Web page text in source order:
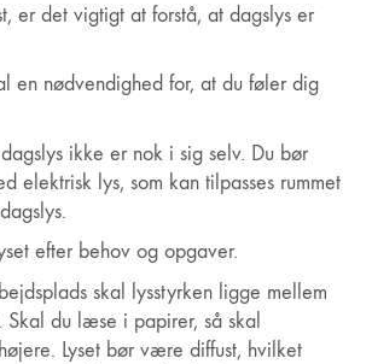
er det vigtigt at forstå, at dagslys er
en nødvendighed for, at du føler dig
ikke er nok i sig selv. Du bør
elektrisk lys, som kan tilpasses rummet
efter behov og opgaver.
skal lysstyrken ligge mellem
du læse i papirer, så skal
Lyset bør være diffust, hvilket